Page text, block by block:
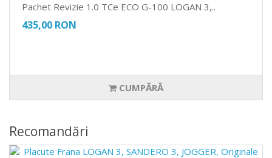
Pachet Revizie 1.0 TCe ECO G-100 LOGAN 3,..
435,00 RON
CUMPĂRĂ
Recomandări